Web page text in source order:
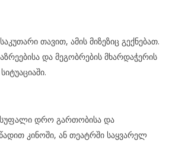
თავით, ამის მიზეზიც გექნებათ.
და მეგობრების მხარდაჭერის
დრო გართობისა და
კინოში, ან თეატრში საყვარელ